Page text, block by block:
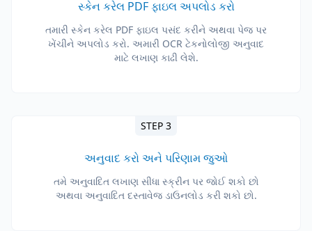
સ્કેન કરેલ PDF ફાઇલ અપલોડ કરો
તમારી સ્કેન કરેલ PDF ફાઇલ પસંદ કરીને અથવા પેજ પર
ખેંચીને અપલોડ કરો. અમારી OCR ટેકનોલોજી અનુવાદ
માટે લખાણ કાઢી લેશે.
STEP 3
અનુવાદ કરો અને પરિણામ જુઓ
તમે અનુવાદિત લખાણ સીધા સ્ક્રીન પર જોઈ શકો છો
અથવા અનુવાદિત દસ્તાવેજ ડાઉનલોડ કરી શકો છો.